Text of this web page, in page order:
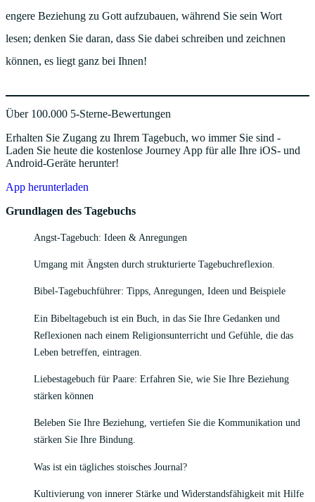
engere Beziehung zu Gott aufzubauen, während Sie sein Wort
lesen; denken Sie daran, dass Sie dabei schreiben und zeichnen
können, es liegt ganz bei Ihnen!
Über 100.000 5-Sterne-Bewertungen
Erhalten Sie Zugang zu Ihrem Tagebuch, wo immer Sie sind -
Laden Sie heute die kostenlose Journey App für alle Ihre iOS- und
Android-Geräte herunter!
App herunterladen
Grundlagen des Tagebuchs
Angst-Tagebuch: Ideen & Anregungen
Umgang mit Ängsten durch strukturierte Tagebuchreflexion.
Bibel-Tagebuchführer: Tipps, Anregungen, Ideen und Beispiele
Ein Bibeltagebuch ist ein Buch, in das Sie Ihre Gedanken und
Reflexionen nach einem Religionsunterricht und Gefühle, die das
Leben betreffen, eintragen.
Liebestagebuch für Paare: Erfahren Sie, wie Sie Ihre Beziehung
stärken können
Beleben Sie Ihre Beziehung, vertiefen Sie die Kommunikation und
stärken Sie Ihre Bindung.
Was ist ein tägliches stoisches Journal?
Kultivierung von innerer Stärke und Widerstandsfähigkeit mit Hilfe